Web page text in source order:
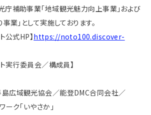
庁補助事業「地域観光魅力向上事業」および
業」として実施しております。
公式HP】https://noto100.discover-
実行委員会／構成員】
広域観光協会／能登DMC合同会社／
ク「いやさか」